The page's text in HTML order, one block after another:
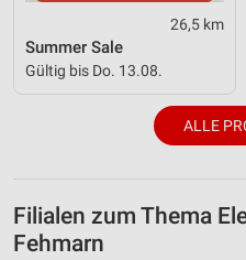
26,5 km
Summer Sale
Gültig bis Do. 13.08.
ALLE
Filialen zum Thema
Fehmarn